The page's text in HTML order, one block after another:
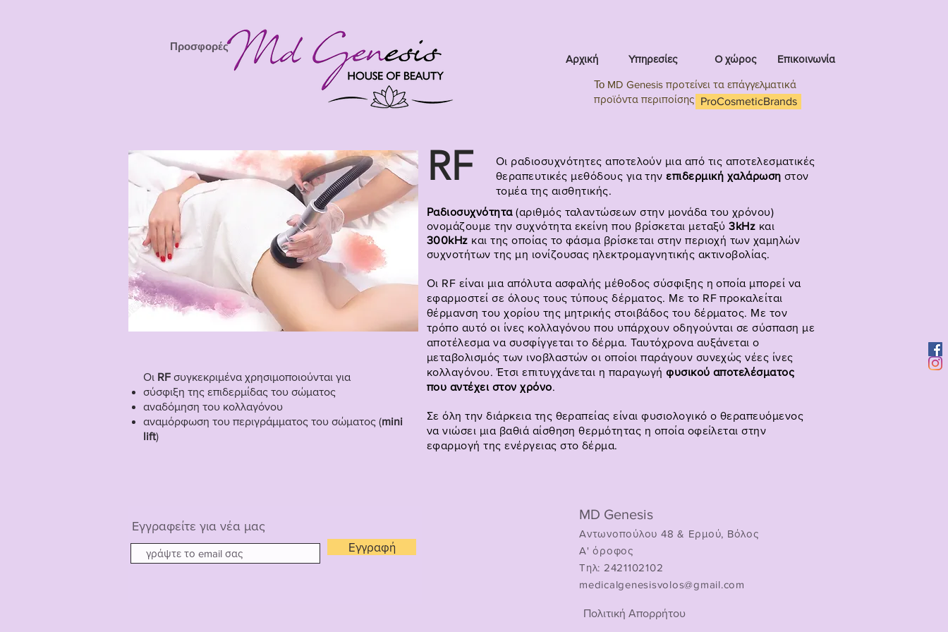
Το MD Genesis προτείνει τα επάγγελματικά
προϊόντα περιποίσης ProCosmeticBrands
Αρχική Υπηρεσίες Ο χώρος Επικοινωνία
Προσφορές
Οι RF συγκεκριμένα χρησιμοποιούνται για
σύσφιξη της επιδερμίδας του σώματος
αναδόμηση του κολλαγόνου
αναμόρφωση του περιγράμματος του σώματος (mini
lift)
RF
Οι ραδιοσυχνότητες αποτελούν μια από τις αποτελεσματικές
θεραπευτικές μεθόδους για τηνεπιδερμική χαλάρωση στον
τομέα της αισθητικής.
Ραδιοσυχνότητα(αριθμός ταλαντώσεων στην μονάδα του χρόνου)
ονομάζουμε την συχνότητα εκείνη που βρίσκεται μεταξύ3kHz και
300kHz και της οποίας το φάσμα βρίσκεται στην περιοχή των χαμηλών
συχνοτήτων της μη ιονίζουσας ηλεκτρομαγνητικής ακτινοβολίας.
Οι RF είναι μια απόλυτα ασφαλής μέθοδος σύσφιξης η οποία μπορεί να
εφαρμοστεί σε όλους τους τύπους δέρματος. Με το RF προκαλείται
θέρμανση του χορίου της μητρικής στοιβάδος του δέρματος. Με τον
τρόπο αυτό οι ίνες κολλαγόνου που υπάρχουν οδηγούνται σε σύσπαση με
αποτέλεσμα να συσφίγγεται το δέρμα. Ταυτόχρονα αυξάνεται ο
μεταβολισμός των ινοβλαστών οι οποίοι παράγουν συνεχώς νέες ίνες
κολλαγόνου. Έτσι επιτυγχάνεται η παραγωγήφυσικού αποτελέσματος
που αντέχει στον χρόνο.
Σε όλη την διάρκεια της θεραπείας είναι φυσιολογικό ο θεραπευόμενος
να νιώσει μια βαθιά αίσθηση θερμότητας η οποία οφείλεται στην
εφαρμογή της ενέργειας στο δέρμα.
Εγγραφείτε για νέα μας
Εγγραφή
MD Genesis
Αντωνοπούλου 48 & Ερμού, Βόλος
Α' όροφος
Τηλ: 2421102102
medicalgenesisvolos@gmail.com
Πολιτική Απορρήτου